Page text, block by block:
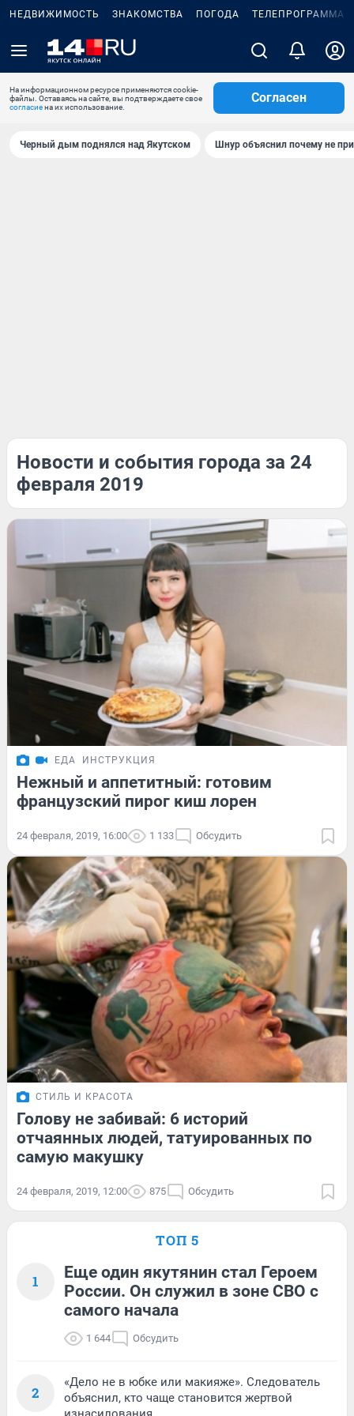
НЕДВИЖИМОСТЬ ЗНАКОМСТВА ПОГОДА ТЕЛЕПРОГРАММА
На информационном ресурсе применяются cookie-
файлы. Оставаясь на сайте, вы подтверждаете свое
согласиена их использование.
Согласен
Черный дым поднялся над Якутском Шнур объяснил почему не
Новости и события города за 24
февраля 2019
ЕДА ИНСТРУКЦИЯ
Нежный и аппетитный: готовим
французский пирог киш лорен
24 февраля, 2019, 16:00 1 133 Обсудить
СТИЛЬ И КРАСОТА
Голову не забивай: 6 историй
отчаянных людей, татуированных по
самую макушку
24 февраля, 2019, 12:00 875 Обсудить
ТОП 5
1
Еще один якутянин стал Героем
России. Он служил в зоне СВО с
самого начала
1 644 Обсудить
2
«Дело не в юбке или макияже». Следователь
объяснил, кто чаще становится жертвой